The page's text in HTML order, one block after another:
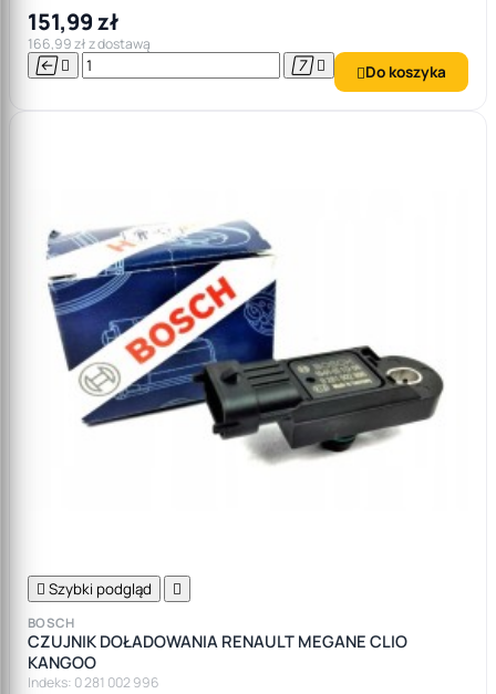
151,99 zł
166,99 zł z dostawą
    Do koszyka
 Szybki podgląd 
BOSCH
CZUJNIK DOŁADOWANIA RENAULT MEGANE CLIO
KANGOO
Indeks: 0 281 002 996